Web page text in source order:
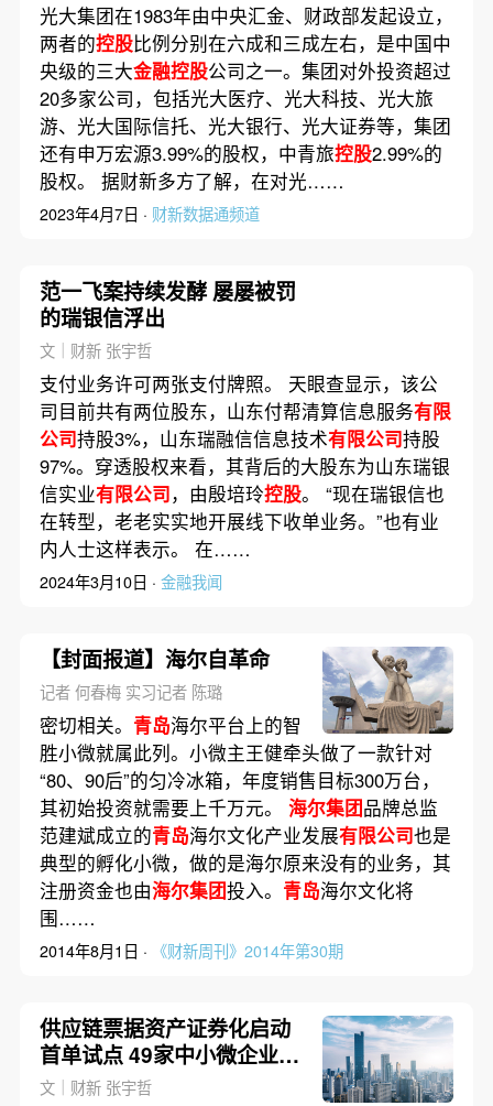
光大集团在1983年由中央汇金、财政部发起设立，
两者的控股比例分别在六成和三成左右，是中国中
央级的三大金融控股公司之一。集团对外投资超过
20多家公司，包括光大医疗、光大科技、光大旅
游、光大国际信托、光大银行、光大证券等，集团
还有申万宏源3.99%的股权，中青旅控股2.99%的
股权。 据财新多方了解，在对光……
2023年4月7日 · 财新数据通频道
范一飞案持续发酵 屡屡被罚
的瑞银信浮出
文｜财新 张宇哲
支付业务许可两张支付牌照。 天眼查显示，该公
司目前共有两位股东，山东付帮清算信息服务有限
公司持股3%，山东瑞融信信息技术有限公司持股
97%。穿透股权来看，其背后的大股东为山东瑞银
信实业有限公司，由殷培玲控股。 “现在瑞银信也
在转型，老老实实地开展线下收单业务。”也有业
内人士这样表示。 在……
2024年3月10日 · 金融我闻
【封面报道】海尔自革命
记者 何春梅 实习记者 陈璐
密切相关。 青岛海尔平台上的智
胜小微就属此列。小微主王健牵头做了一款针对
“80、90后”的匀冷冰箱，年度销售目标300万台，
其初始投资就需要上千万元。 海尔集团品牌总监
范建斌成立的青岛海尔文化产业发展有限公司也是
典型的孵化小微，做的是海尔原来没有的业务，其
注册资金也由海尔集团投入。 青岛海尔文化将
围……
2014年8月1日 · 《财新周刊》2014年第30期
供应链票据资产证券化启动
首单试点 49家中小微企业盘
活资产
文｜财新 张宇哲